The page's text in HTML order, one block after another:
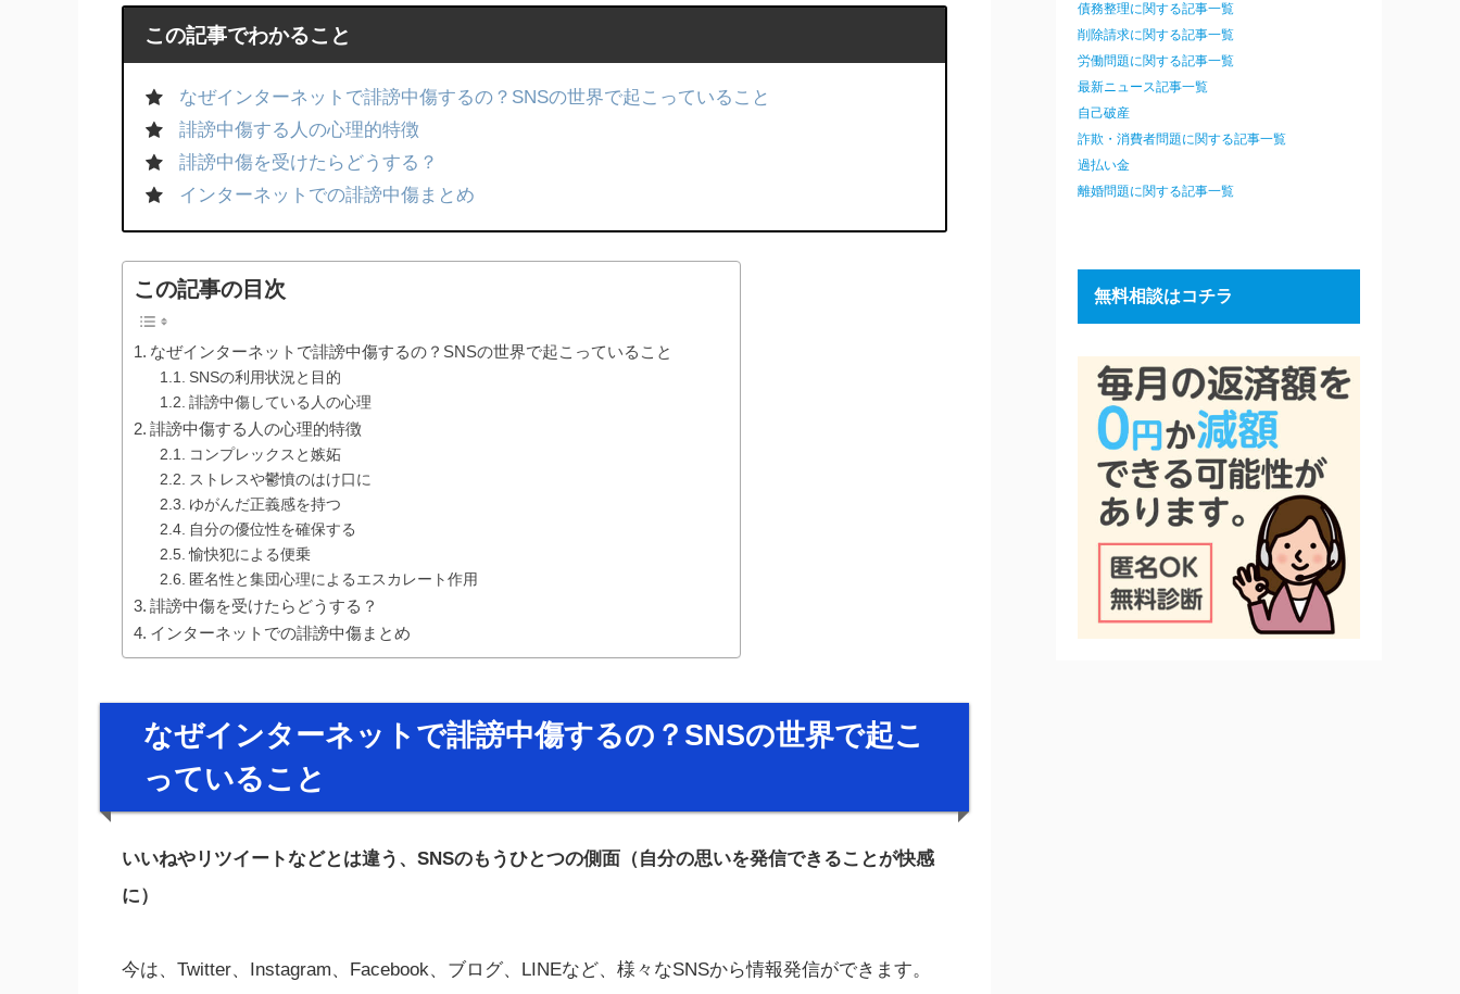
この記事でわかること
なぜインターネットで誹謗中傷するの？SNSの世界で起こっていること
誹謗中傷する人の心理的特徴
誹謗中傷を受けたらどうする？
インターネットでの誹謗中傷まとめ
この記事の目次
なぜインターネットで誹謗中傷するの？SNSの世界で起こっていること
SNSの利用状況と目的
誹謗中傷している人の心理
誹謗中傷する人の心理的特徴
コンプレックスと嫉妬
ストレスや鬱憤のはけ口に
ゆがんだ正義感を持つ
自分の優位性を確保する
愉快犯による便乗
匿名性と集団心理によるエスカレート作用
誹謗中傷を受けたらどうする？
インターネットでの誹謗中傷まとめ
なぜインターネットで誹謗中傷するの？SNSの世界で起こ
っていること
いいねやリツイートなどとは違う、SNSのもうひとつの側面（自分の思いを発信できることが快感
に）
今は、Twitter、Instagram、Facebook、ブログ、LINEなど、様々なSNSから情報発信ができます。
債務整理に関する記事一覧
削除請求に関する記事一覧
労働問題に関する記事一覧
最新ニュース記事一覧
自己破産
詐欺・消費者問題に関する記事一覧
過払い金
離婚問題に関する記事一覧
無料相談はコチラ